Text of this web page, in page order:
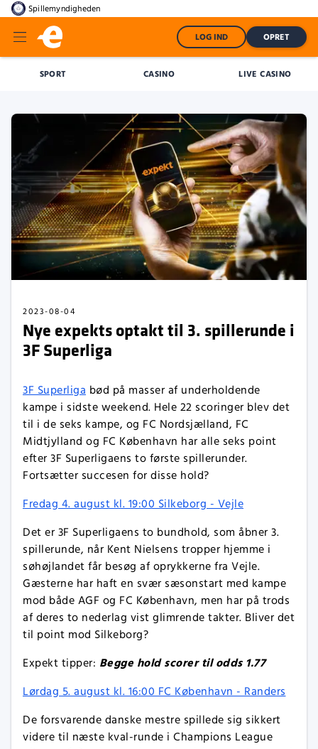
Spillemyndigheden
LOG IND OPRET
SPORT CASINO LIVE CASINO
2023-08-04
Nye expekts optakt til 3. spillerunde i
3F Superliga
3F Superliga bød på masser af underholdende
kampe i sidste weekend. Hele 22 scoringer blev det
til i de seks kampe, og FC Nordsjælland, FC
Midtjylland og FC København har alle seks point
efter 3F Superligaens to første spillerunder.
Fortsætter succesen for disse hold?
Fredag 4. august kl. 19:00 Silkeborg - Vejle
Det er 3F Superligaens to bundhold, som åbner 3.
spillerunde, når Kent Nielsens tropper hjemme i
søhøjlandet får besøg af oprykkerne fra Vejle.
Gæsterne har haft en svær sæsonstart med kampe
mod både AGF og FC København, men har på trods
af deres to nederlag vist glimrende takter. Bliver det
til point mod Silkeborg?
Expekt tipper: Begge hold scorer til odds 1.77
Lørdag 5. august kl. 16:00 FC København - Randers
De forsvarende danske mestre spillede sig sikkert
videre til næste kval-runde i Champions League